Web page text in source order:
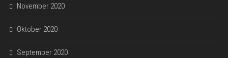
November 2020
Oktober 2020
September 2020